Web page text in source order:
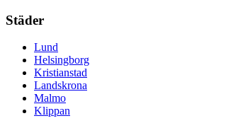
Städer
Lund
Helsingborg
Kristianstad
Landskrona
Malmo
Klippan